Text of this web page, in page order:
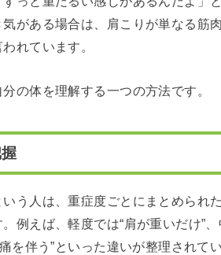
がある場合は、肩こりが単なる筋
れています。
の体を理解する一つの方法です。
う人は、重症度ごとにまとめられ
例えば、軽度では“肩が重いだけ”
を伴う”といった違いが整理されてい